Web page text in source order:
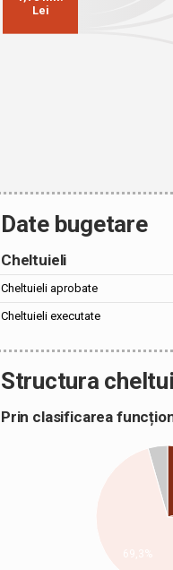
Date bugetare
Cheltuieli
Cheltuieli aprobate
Cheltuieli executate
Structura
Prin clasificarea